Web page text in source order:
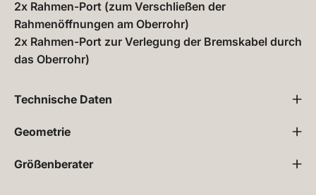
2x Rahmen-Port (zum Verschließen der
Rahmenöffnungen am Oberrohr)
2x Rahmen-Port zur Verlegung der Bremskabel durch
das Oberrohr)
Technische Daten
Geometrie
Größenberater